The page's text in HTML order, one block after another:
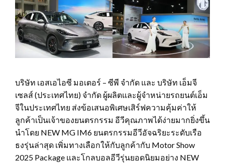
บริษัท เอสเอไอซี มอเตอร์ – ซีพี จำกัด และ บริษัท เอ็มจี
เซลส์ (ประเทศไทย) จำกัด ผู้ผลิตและผู้จำหน่ายรถยนต์เอ็ม
จีในประเทศไทย ส่งข้อเสนอพิเศษเสิร์ฟความคุ้มค่าให้
ลูกค้าเป็นเจ้าของยนตรกรรม อีวีคุณภาพได้ง่ายมากยิ่งขึ้น
นำโดย NEW MG IM6 ยนตรกรรมอีวีอัจฉริยะระดับเรือ
ธงรุ่นล่าสุด เพิ่มทางเลือกให้กับลูกค้ากับ Motor Show
2025 Package และโกลบอลอีวีรุ่นยอดนิยมอย่าง NEW